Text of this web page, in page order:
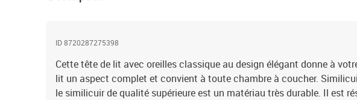
ID 8720287275398
Cette tête de lit avec oreilles classique au design élégant donne à
lit un aspect complet et convient à toute chambre à coucher.
le similicuir de qualité supérieure est un matériau très durable. Il est